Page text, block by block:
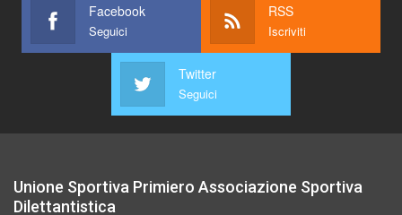
Facebook
Seguici
RSS
Iscriviti
Twitter
Seguici
Unione Sportiva Primiero Associazione Sportiva
Dilettantistica